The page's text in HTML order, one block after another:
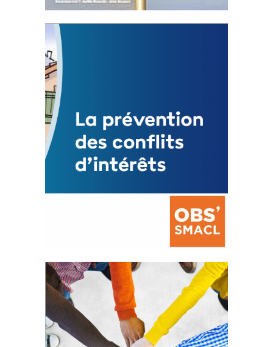
Statut de l’élu local
3 avril 2024
Mise à jour avril 2024
FEUILLETER
La prévention des conflits
d’intérêts
18 septembre 2023
FEUILLETER